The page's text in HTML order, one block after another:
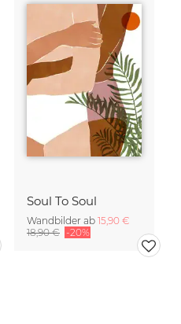
Soul To Soul
Wandbilder ab 15,90 €
18,90 € -20%